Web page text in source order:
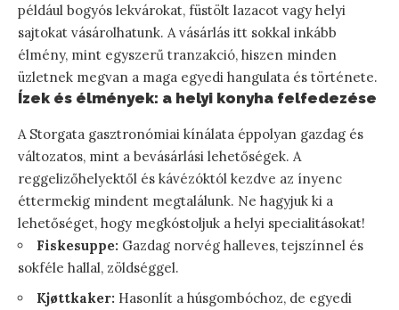
például bogyós lekvárokat, füstölt lazacot vagy helyi
sajtokat vásárolhatunk. A vásárlás itt sokkal inkább
élmény, mint egyszerű tranzakció, hiszen minden
üzletnek megvan a maga egyedi hangulata és története.
Ízek és élmények: a helyi konyha felfedezése
A Storgata gasztronómiai kínálata éppolyan gazdag és
változatos, mint a bevásárlási lehetőségek. A
reggelizőhelyektől és kávézóktól kezdve az ínyenc
éttermekig mindent megtalálunk. Ne hagyjuk ki a
lehetőséget, hogy megkóstoljuk a helyi specialitásokat!
Fiskesuppe: Gazdag norvég halleves, tejszínnel és
sokféle hallal, zöldséggel.
Kjøttkaker: Hasonlít a húsgombóchoz, de egyedi